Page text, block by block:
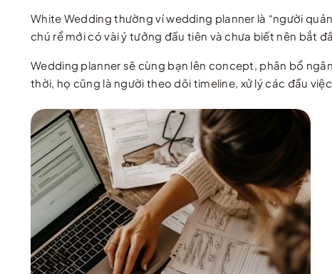
White Wedding thường ví wedding planner là “người
chú rể mới có vài ý tưởng đầu tiên và chưa biết nên bắt
Wedding planner sẽ cùng bạn lên concept, phân bổ
thời, họ cũng là người theo dõi timeline, xử lý các đầu